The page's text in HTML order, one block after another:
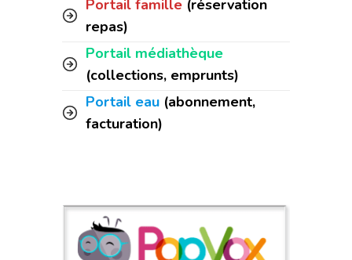
Portail famille (réservation
repas)
Portail médiathèque
(collections, emprunts)
Portail eau (abonnement,
facturation)